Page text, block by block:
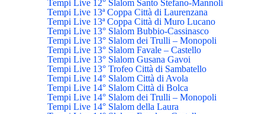
Tempi Live 12° Slalom Santo Stefano-Mannoli
Tempi Live 13ª Coppa Città di Laurenzana
Tempi Live 13ª Coppa Città di Muro Lucano
Tempi Live 13° Slalom Bubbio-Cassinasco
Tempi Live 13° Slalom dei Trulli – Monopoli
Tempi Live 13° Slalom Favale – Castello
Tempi Live 13° Slalom Gusana Gavoi
Tempi Live 13° Trofeo Città di Sambatello
Tempi Live 14° Slalom Città di Avola
Tempi Live 14° Slalom Città di Bolca
Tempi Live 14° Slalom dei Trulli – Monopoli
Tempi Live 14° Slalom della Laura